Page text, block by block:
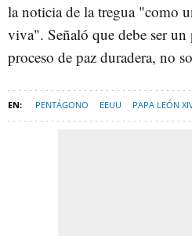
la noticia de la tregua "como
viva". Señaló que debe ser un
proceso de paz duradera, no
PENTÁGONO EEUU PAPA LEÓN